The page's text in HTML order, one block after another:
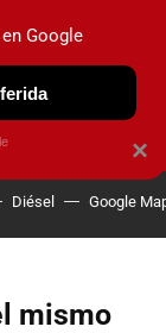
Diésel Google
mismo
×
Google